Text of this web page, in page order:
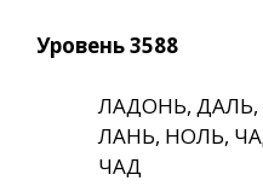
Уровень 3588
ЛАДОНЬ,
ЛАНЬ, НОЛЬ,
ЧАД